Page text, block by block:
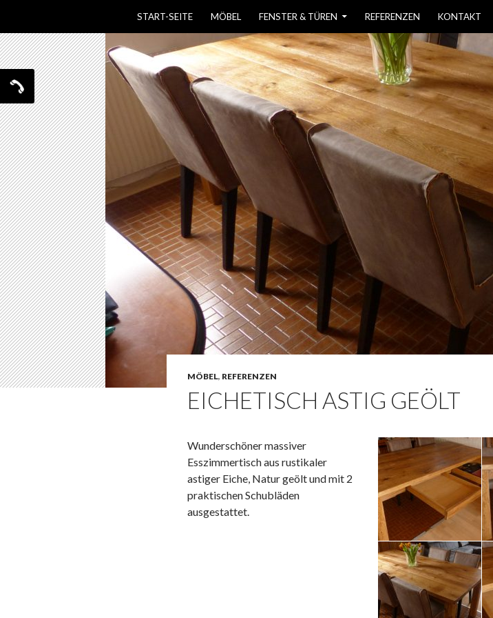
START-SEITE
MÖBEL FENSTER & TÜREN REFERENZEN KONTAKT
MÖBEL, REFERENZEN
EICHETISCH ASTIG GEÖLT
Wunderschöner massiver
Esszimmertisch aus rustikaler
astiger Eiche, Natur geölt und mit 2
praktischen Schubläden
ausgestattet.